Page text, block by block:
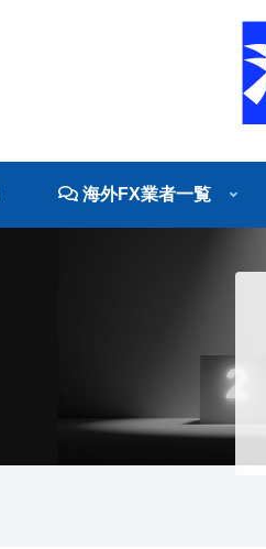
海外FX業者一覧